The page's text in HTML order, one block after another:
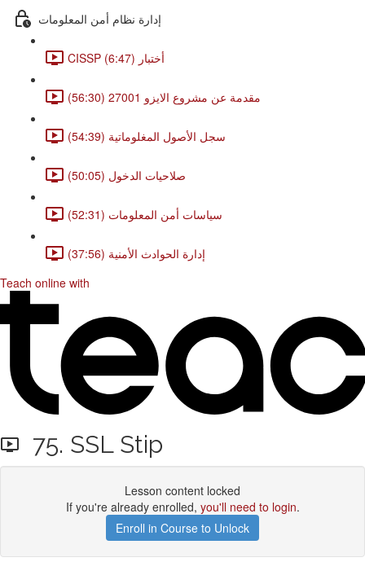
إدارة نظام أمن المعلومات
CISSP أختبار (6:47)
مقدمة عن مشروع الايزو 27001 (56:30)
سجل الأصول المغلوماتية (54:39)
صلاحيات الدخول (50:05)
سياسات أمن المعلومات (52:31)
إدارة الحوادث الأمنية (37:56)
Teach online with
75. SSL Stip
Lesson content locked
If you're already enrolled, you'll need to login.
Enroll in Course to Unlock